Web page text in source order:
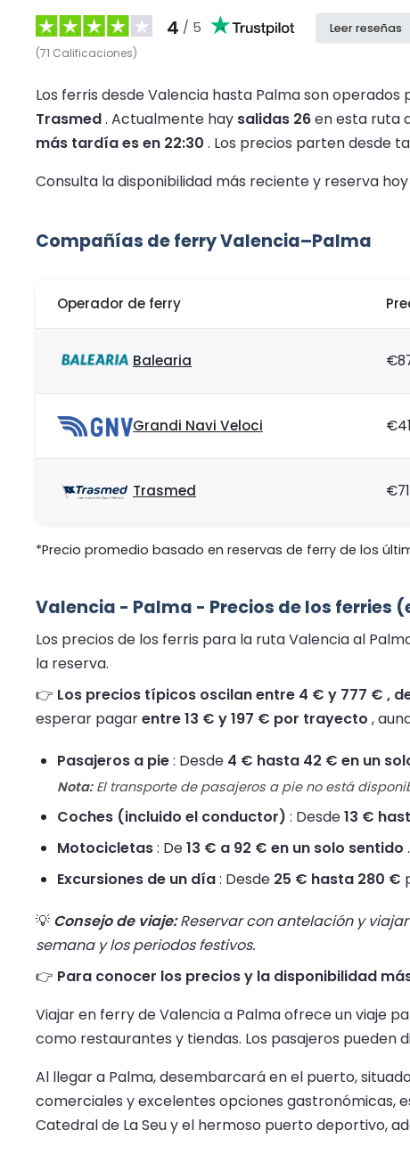
4 / 5
(71 Calificaciones)
Leer reseñas
Los ferris desde Valencia hasta Palma son operados
Trasmed. Actualmente hay salidas 26en esta ruta
más tardía es en 22:30 . Los precios parten desde
Consulta la disponibilidad más reciente y reserva
Compañías de ferry Valencia–Palma
Operador de ferry
Balearia
Grandi Navi Veloci €41
Trasmed €71
*Precio promedio basado en reservas de ferry de los
Valencia - Palma - Precios de los ferries
Los precios de los ferris para la ruta Valencia al
la reserva.
👉 Los precios típicos oscilan entre 4 € y 777 € ,
esperar pagarentre 13 € y 197 € por trayecto ,
Pasajeros a pie: Desde 4 € hasta 42 € en un
Nota:El transporte de pasajeros a pie no está
Coches (incluido el conductor) : Desde13 €
Motocicletas: De13 € a 92 € en un solo sentido .
Excursiones de un día: Desde 25 € hasta 280 €
💡 Consejo de viaje:Reservar con antelación y
semana y los periodos festivos.
👉 Para conocer los precios y la disponibilidad
Viajar en ferry de Valencia a Palma ofrece un viaje
como restaurantes y tiendas. Los pasajeros pueden
Al llegar a Palma, desembarcará en el puerto,
comerciales y excelentes opciones gastronómicas,
Catedral de La Seu y el hermoso puerto deportivo,